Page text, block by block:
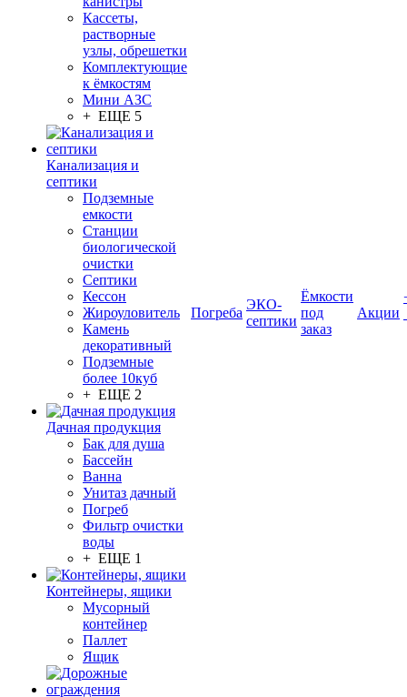
Кассеты,
растворные
узлы, обрешетки
Комплектующие
к ёмкостям
Мини АЗС
+ ЕЩЕ 5
Канализация и
септики
Подземные
емкости
Станции
биологической
очистки
Септики
Кессон
Жироуловитель
Камень
декоративный
Подземные
более 10куб
+ ЕЩЕ 2
Дачная продукция
Бак для душа
Бассейн
Ванна
Унитаз дачный
Погреб
Фильтр очистки
воды
+ ЕЩЕ 1
Контейнеры, ящики
Мусорный
контейнер
Паллет
Ящик
Погреба
ЭКО-
септики
Ёмкости
под
заказ
Акции